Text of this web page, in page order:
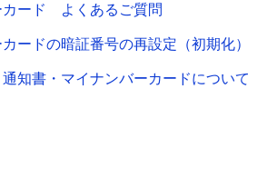
カード よくあるご質問
ードの暗証番号の再設定（初期化）
知書・マイナンバーカードについて